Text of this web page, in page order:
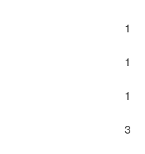
1
1
1
3